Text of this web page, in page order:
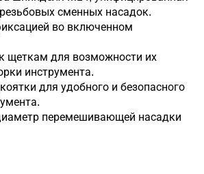
сменных насадок.
во включенном
щеткам для возможности их
инструмента.
для удобного и безопасного
перемешивающей насадки